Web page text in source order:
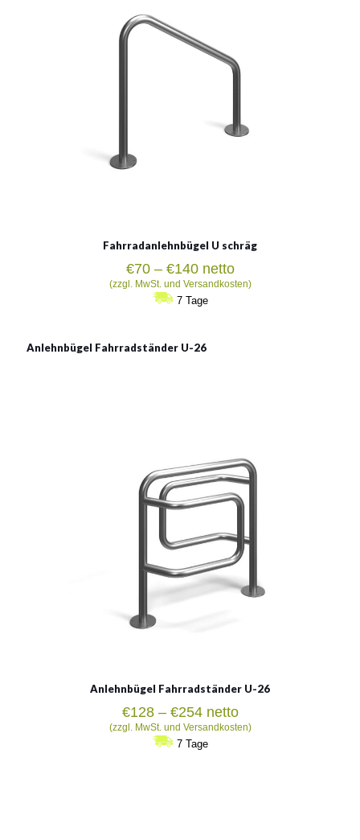
verzinkter Stahl, rostträger Stahl, verzinkter Stahl mit
Pulvermethode gemalt
Siehe mehr
Fahrradanlehnbügel U schräg
€70 – €140Preisspanne:
€70
bis
netto
(zzgl. MwSt. und Versandkosten)
7 Tage
Anlehnbügel Fahrradständer U-26
Siehe mehr
Anlehnbügel Fahrradständer U-26
€128 – €254Preisspanne:
€128
bis
netto
(zzgl. MwSt. und Versandkosten)
7 Tage